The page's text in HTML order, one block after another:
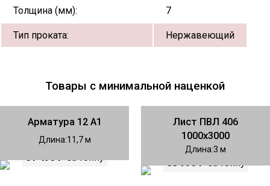
Толщина (мм): 7
Тип проката: Нержавеющий
Товары с минимальной наценкой
Арматура 12 А1
Длина 11,7
Лист ПВЛ 406
1000х3000
Длина 3